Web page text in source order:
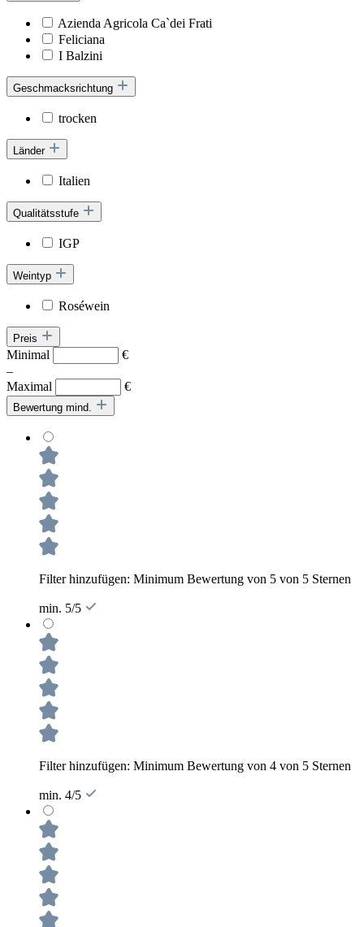
Azienda Agricola Ca`dei Frati
Feliciana
I Balzini
Geschmacksrichtung
trocken
Länder
Italien
Qualitätsstufe
IGP
Weintyp
Roséwein
Preis
Minimal
€
–
Maximal
€
Bewertung mind.
Filter hinzufügen: Minimum Bewertung von 5 von 5 Sternen
min. 5/5
Filter hinzufügen: Minimum Bewertung von 4 von 5 Sternen
min. 4/5